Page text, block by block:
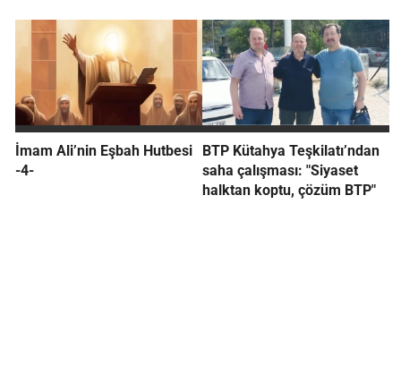
İmam Ali’nin Eşbah Hutbesi
-4-
BTP Kütahya Teşkilatı’ndan
saha çalışması: "Siyaset
halktan koptu, çözüm BTP"